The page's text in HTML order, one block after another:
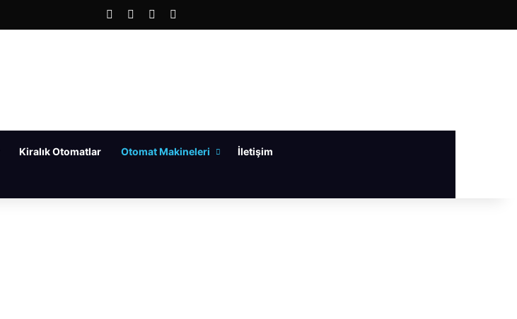
Facebook LinkedIn
Kiralık Otomatlar Otomat Makineleri İletişim